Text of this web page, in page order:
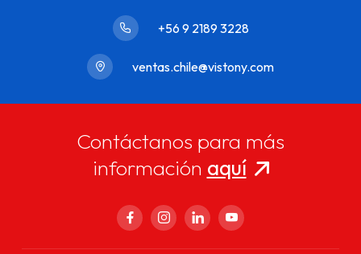
+56 9 2189 3228
ventas.chile@vistony.com
Contáctanos para más
información aquí